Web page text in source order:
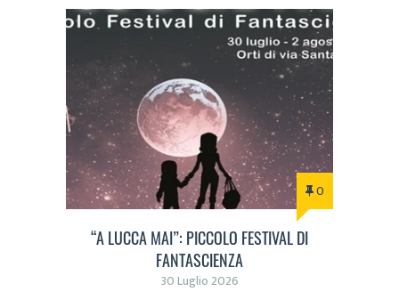
0
“A LUCCA MAI”: PICCOLO FESTIVAL DI
FANTASCIENZA
30 Luglio 2026